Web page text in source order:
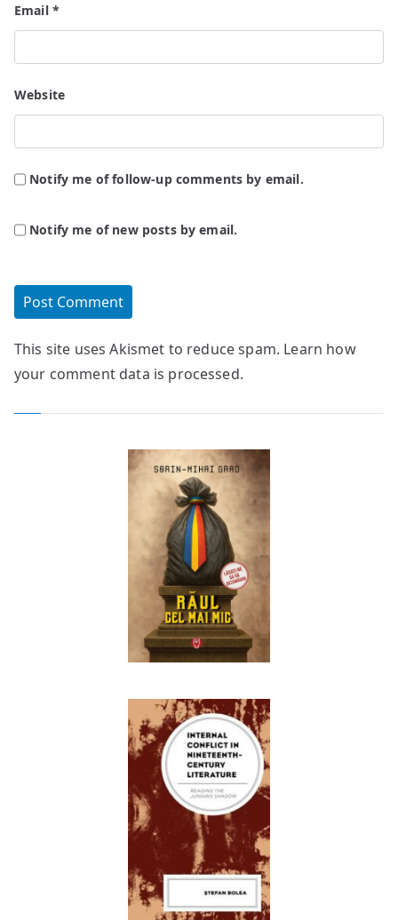
Email *
Website
Notify me of follow-up comments by email.
Notify me of new posts by email.
This site uses Akismet to reduce spam. Learn how
your comment data is processed.